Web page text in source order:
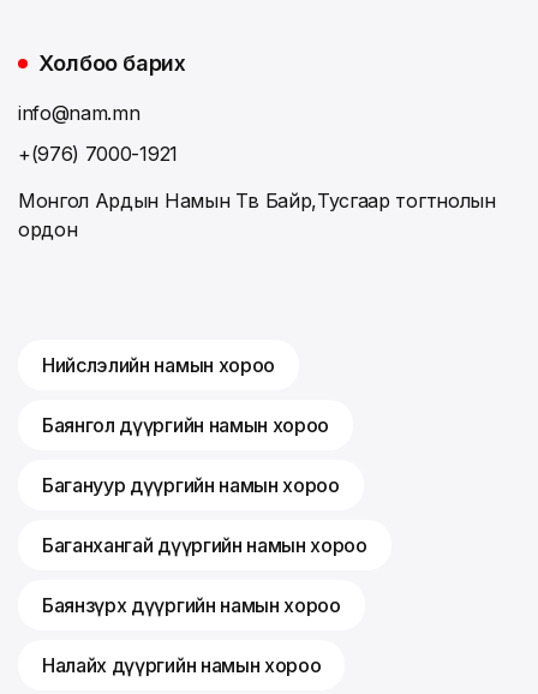
Холбоо барих
info@nam.mn
+(976) 7000-1921
Монгол Ардын Намын Төв Байр,Тусгаар тогтнолын
ордон
Нийслэлийн намын хороо
Баянгол дүүргийн намын хороо
Багануур дүүргийн намын хороо
Баганхангай дүүргийн намын хороо
Баянзүрх дүүргийн намын хороо
Налайх дүүргийн намын хороо